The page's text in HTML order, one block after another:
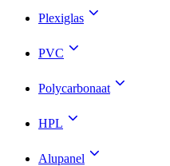
Plexiglas
PVC
Polycarbonaat
HPL
Alupanel